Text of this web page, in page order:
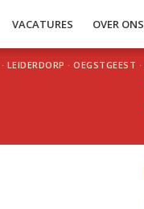
VACATURES OVER ONS
· LEIDERDORP · OEGSTGEEST ·